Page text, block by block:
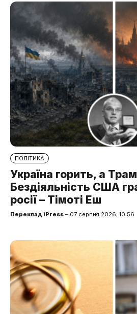
ПОЛІТИКА
Україна горить, а
Бездіяльність США
росії – Тімоті Еш
Переклад iPress – 07 серпня 2026, 10:56